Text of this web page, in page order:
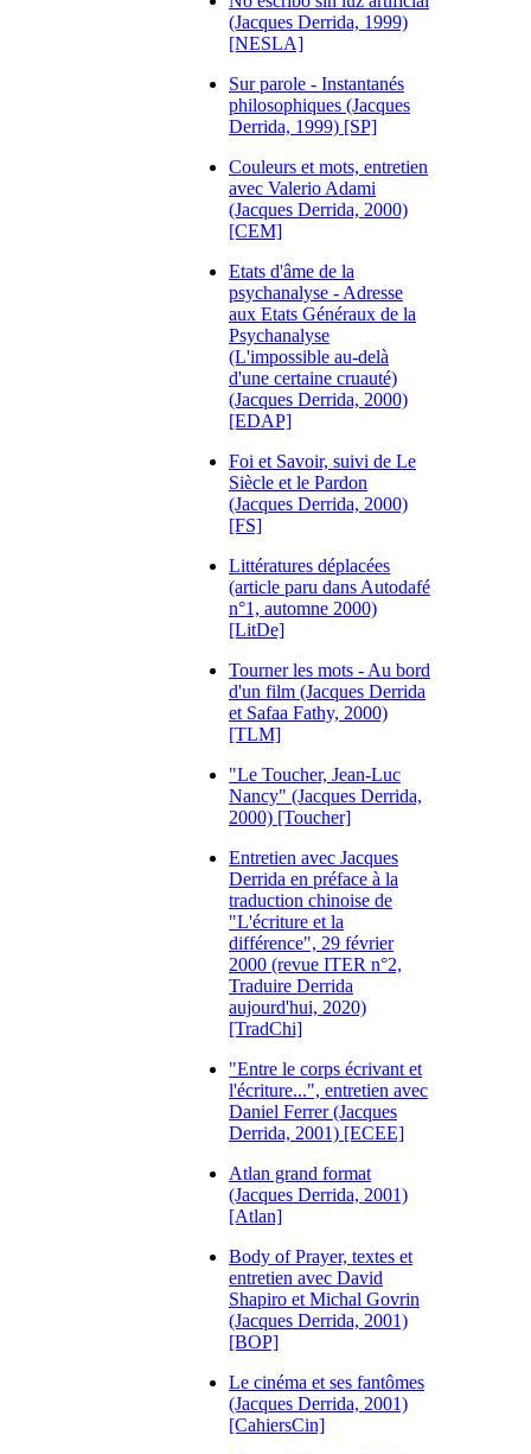
(Jacques Derrida, 1999)
[NESLA]
Sur parole - Instantanés
philosophiques (Jacques
Derrida, 1999) [SP]
Couleurs et mots, entretien
avec Valerio Adami
(Jacques Derrida, 2000)
[CEM]
Etats d'âme de la
psychanalyse - Adresse
aux Etats Généraux de la
Psychanalyse
(L'impossible au-delà
d'une certaine cruauté)
(Jacques Derrida, 2000)
[EDAP]
Foi et Savoir, suivi de Le
Siècle et le Pardon
(Jacques Derrida, 2000)
[FS]
Littératures déplacées
(article paru dans Autodafé
n°1, automne 2000)
[LitDe]
Tourner les mots - Au bord
d'un film (Jacques Derrida
et Safaa Fathy, 2000)
[TLM]
"Le Toucher, Jean-Luc
Nancy" (Jacques Derrida,
2000) [Toucher]
Entretien avec Jacques
Derrida en préface à la
traduction chinoise de
"L'écriture et la
différence", 29 février
2000 (revue ITER n°2,
Traduire Derrida
aujourd'hui, 2020)
[TradChi]
"Entre le corps écrivant et
l'écriture...", entretien avec
Daniel Ferrer (Jacques
Derrida, 2001) [ECEE]
Atlan grand format
(Jacques Derrida, 2001)
[Atlan]
Body of Prayer, textes et
entretien avec David
Shapiro et Michal Govrin
(Jacques Derrida, 2001)
[BOP]
Le cinéma et ses fantômes
(Jacques Derrida, 2001)
[CahiersCin]